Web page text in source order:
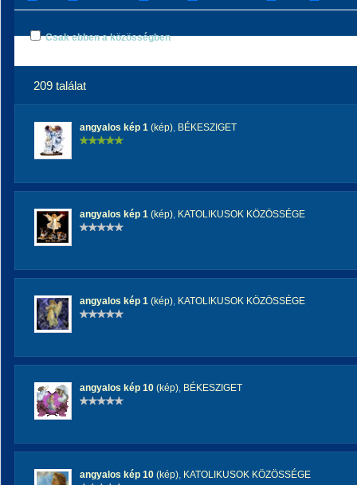
Csak ebben a közösségben
209 találat
angyalos kép 1 (kép), BÉKESZIGET
angyalos kép 1 (kép), KATOLIKUSOK KÖZÖSSÉGE
angyalos kép 1 (kép), KATOLIKUSOK KÖZÖSSÉGE
angyalos kép 10 (kép), BÉKESZIGET
angyalos kép 10 (kép), KATOLIKUSOK KÖZÖSSÉGE